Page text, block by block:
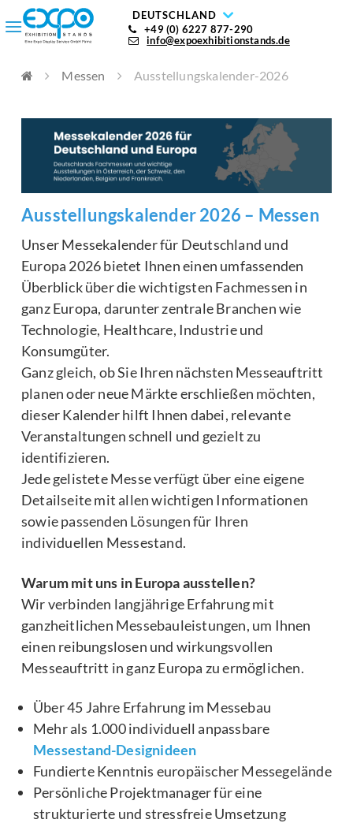
DEUTSCHLAND
+49 (0) 6227 877-290
info@expoexhibitionstands.de
Messen Ausstellungskalender-2026
Ausstellungskalender 2026 – Messen
Unser Messekalender für Deutschland und
Europa 2026 bietet Ihnen einen umfassenden
Überblick über die wichtigsten Fachmessen in
ganz Europa, darunter zentrale Branchen wie
Technologie, Healthcare, Industrie und
Konsumgüter.
Ganz gleich, ob Sie Ihren nächsten Messeauftritt
planen oder neue Märkte erschließen möchten,
dieser Kalender hilft Ihnen dabei, relevante
Veranstaltungen schnell und gezielt zu
identifizieren.
Jede gelistete Messe verfügt über eine eigene
Detailseite mit allen wichtigen Informationen
sowie passenden Lösungen für Ihren
individuellen Messestand.
Warum mit uns in Europa ausstellen?
Wir verbinden langjährige Erfahrung mit
ganzheitlichen Messebauleistungen, um Ihnen
einen reibungslosen und wirkungsvollen
Messeauftritt in ganz Europa zu ermöglichen.
Über 45 Jahre Erfahrung im Messebau
Mehr als 1.000 individuell anpassbare
Messestand-Designideen
Fundierte Kenntnis europäischer Messegelände
Persönliche Projektmanager für eine
strukturierte und stressfreie Umsetzung